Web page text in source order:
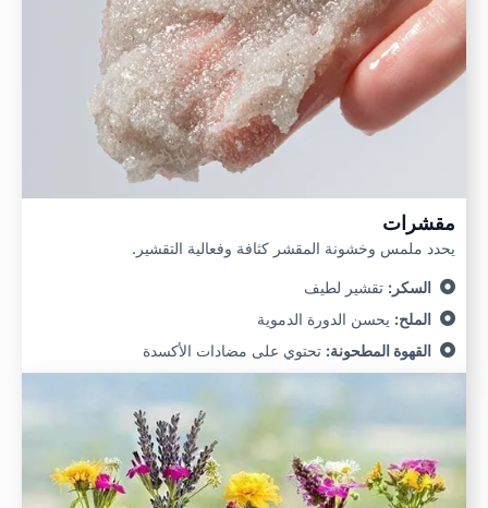
مقشرات
يحدد ملمس وخشونة المقشر كثافة وفعالية التقشير.
السكر: تقشير لطيف
الملح:يحسن الدورة الدموية
القهوة المطحونة:تحتوي على مضادات الأكسدة